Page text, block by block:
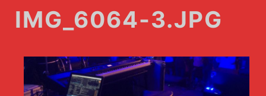
IMG_6064-3.JPG